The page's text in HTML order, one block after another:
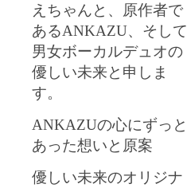
えちゃんと、原作者で
あるANKAZU、そして
男女ボーカルデュオの
優しい未来と申しま
す。
ANKAZUの心にずっと
あった想いと原案
優しい未来のオリジナ